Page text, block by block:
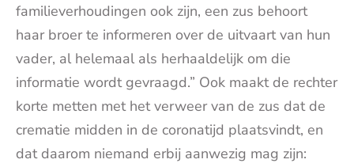
familieverhoudingen ook zijn, een zus behoort
haar broer te informeren over de uitvaart van hun
vader, al helemaal als herhaaldelijk om die
informatie wordt gevraagd.” Ook maakt de rechter
korte metten met het verweer van de zus dat de
crematie midden in de coronatijd plaatsvindt, en
dat daarom niemand erbij aanwezig mag zijn: